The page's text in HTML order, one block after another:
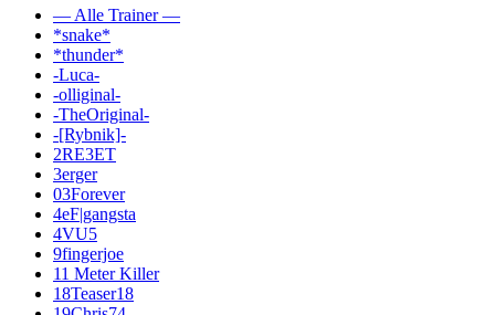
— Alle Trainer —
*snake*
*thunder*
-Luca-
-olliginal-
-TheOriginal-
-[Rybnik]-
2RE3ET
3erger
03Forever
4eF|gangsta
4VU5
9fingerjoe
11 Meter Killer
18Teaser18